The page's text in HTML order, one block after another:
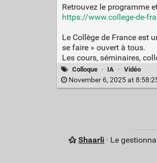
Retrouvez le programme
https://www.college-de-
Le Collège de France est
se faire » ouvert à tous.
Les cours, séminaires,
Colloque · IA · Vidéo
November 6, 2025 at
Shaarli · Le